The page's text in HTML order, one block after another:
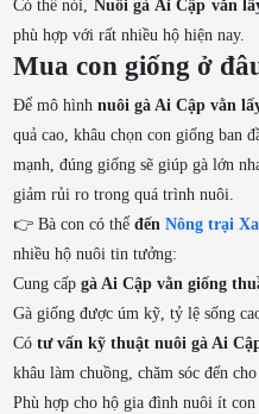
Có thể nói, Nuôi gà Ai Cập vằn
phù hợp với rất nhiều hộ hiện nay.
Mua con giống ở
Để mô hình nuôi gà Ai Cập vằn
quả cao, khâu chọn con giống ban
mạnh, đúng giống sẽ giúp gà lớn
giảm rủi ro trong quá trình nuôi.
👉 Bà con có thể đến Nông trại
nhiều hộ nuôi tin tưởng:
Cung cấp gà Ai Cập vằn giống
Gà giống được úm kỹ, tỷ lệ sống
Có tư vấn kỹ thuật nuôi gà Ai
khâu làm chuồng, chăm sóc đến cho
Phù hợp cho hộ gia đình nuôi ít